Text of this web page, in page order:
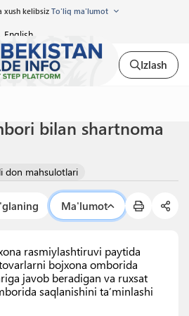
xush kelibsiz To'liq ma'lumot
English
Izlash
bilan shartnoma
don mahsulotlari
Ma'lumot
rasmiylashtiruvi paytida
bojxona omborida
javob beradigan va ruxsat
saqlanishini ta’minlashi